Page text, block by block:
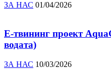
ЗА НАС 01/04/2026
E-твининг проект
водата)
ЗА НАС 10/03/2026